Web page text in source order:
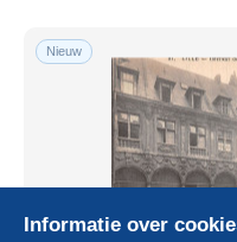
Nieuw
Informatie over